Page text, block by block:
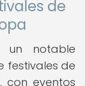
de
notable
festivales de
con eventos